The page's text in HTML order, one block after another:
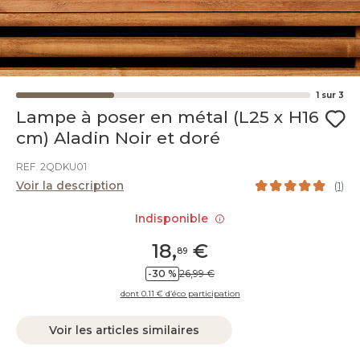
1 sur 3
Lampe à poser en métal (L25 x H16
cm) Aladin Noir et doré
REF. 2QDKU01
Voir la description (1)
18,89 €
-30 % 26,99 €
dont 0.11 € d’éco participation
Voir les articles similaires